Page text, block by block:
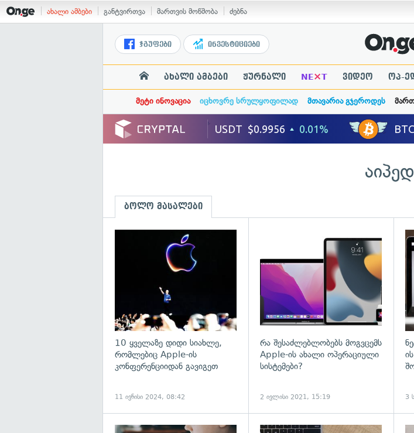
ახალი ამბები განტვირთვა მართვის მოწმობა ძებნა
ჯგუფები ინვესტიციები
ახალი ამბები ჟურნალი NE×T ვიდეო ოპ-
მეტი ინოვაცია იცხოვრე სრულყოფილად მთავარია გჯეროდეს
ბოლო მასალები
10 ყველაზე დიდი სიახლე,
რომლებიც Apple-ის
კონფერენციიდან გავიგეთ
11 ივნისი 2024, 08:42
რა შესაძლებლობებს მოგვცემს
Apple-ის ახალი ოპერაციული
სისტემები?
2 ივლისი 2021, 15:19 3